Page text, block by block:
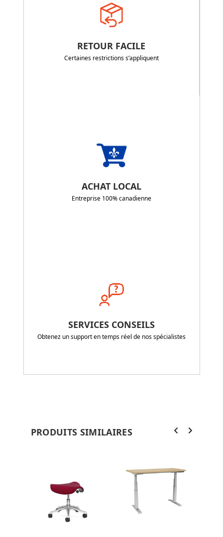
RETOUR FACILE
Certaines restrictions s’appliquent
ACHAT LOCAL
Entreprise 100% canadienne
SERVICES CONSEILS
Obtenez un support en temps réel de nos spécialistes
PRODUITS SIMILAIRES